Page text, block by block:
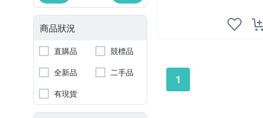
商品狀況
直購品
競標品
全新品
二手品
有現貨
1